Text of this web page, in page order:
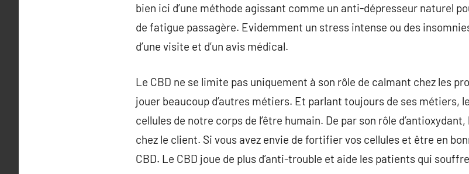
bien ici d’une méthode agissant comme un anti-dépresseur naturel
de fatigue passagère. Evidemment un stress intense ou des
d’une visite et d’un avis médical.
Le CBD ne se limite pas uniquement à son rôle de calmant chez les
jouer beaucoup d’autres métiers. Et parlant toujours de ses métiers,
cellules de notre corps de l’être humain. De par son rôle
chez le client. Si vous avez envie de fortifier vos cellules et être en
CBD. Le CBD joue de plus d’anti-trouble et aide les patients qui